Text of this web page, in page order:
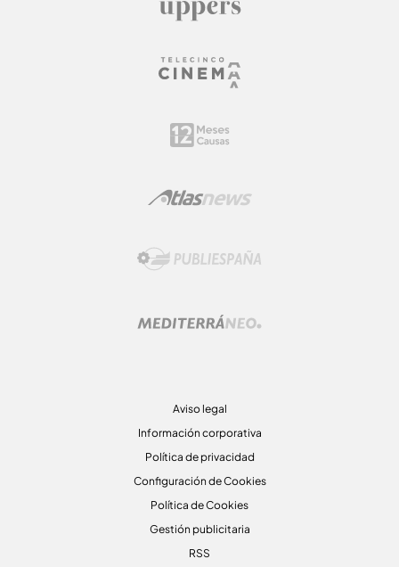
Aviso legal
Información corporativa
Política de privacidad
Configuración de Cookies
Política de Cookies
Gestión publicitaria
RSS